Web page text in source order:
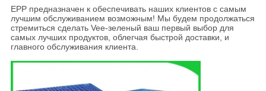
EPP предназначен к обеспечивать наших клиентов с самым
лучшим обслуживанием возможным! Мы будем продолжаться
стремиться сделать Vee-зеленый ваш первый выбор для
самых лучших продуктов, облегчая быстрой доставки, и
главного обслуживания клиента.